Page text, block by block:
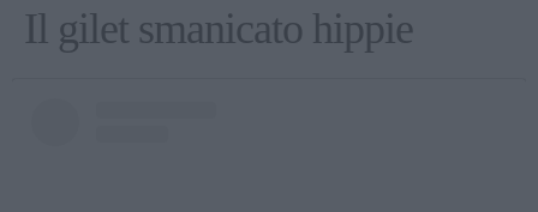
Il gilet smanicato hippie